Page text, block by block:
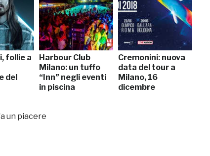
follie a
del
Harbour Club
Milano: un tuffo
“Inn” negli eventi
in piscina
Cremonini: nuova
data del tour a
Milano, 16
dicembre
un piacere